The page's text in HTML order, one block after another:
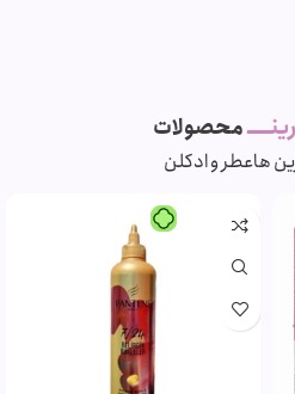
محصولات
هاعطر و ادکلن
-11%